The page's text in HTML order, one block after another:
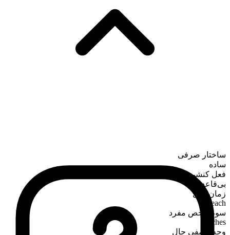
ساختار صرفی
ساده
فعل کنشی
بی‌قاعده
زمان حال
teach
سوم‌شخص مفرد
teaches
وجه وصفی حال